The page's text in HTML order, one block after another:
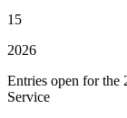
15
2026
Entries open for the
Service